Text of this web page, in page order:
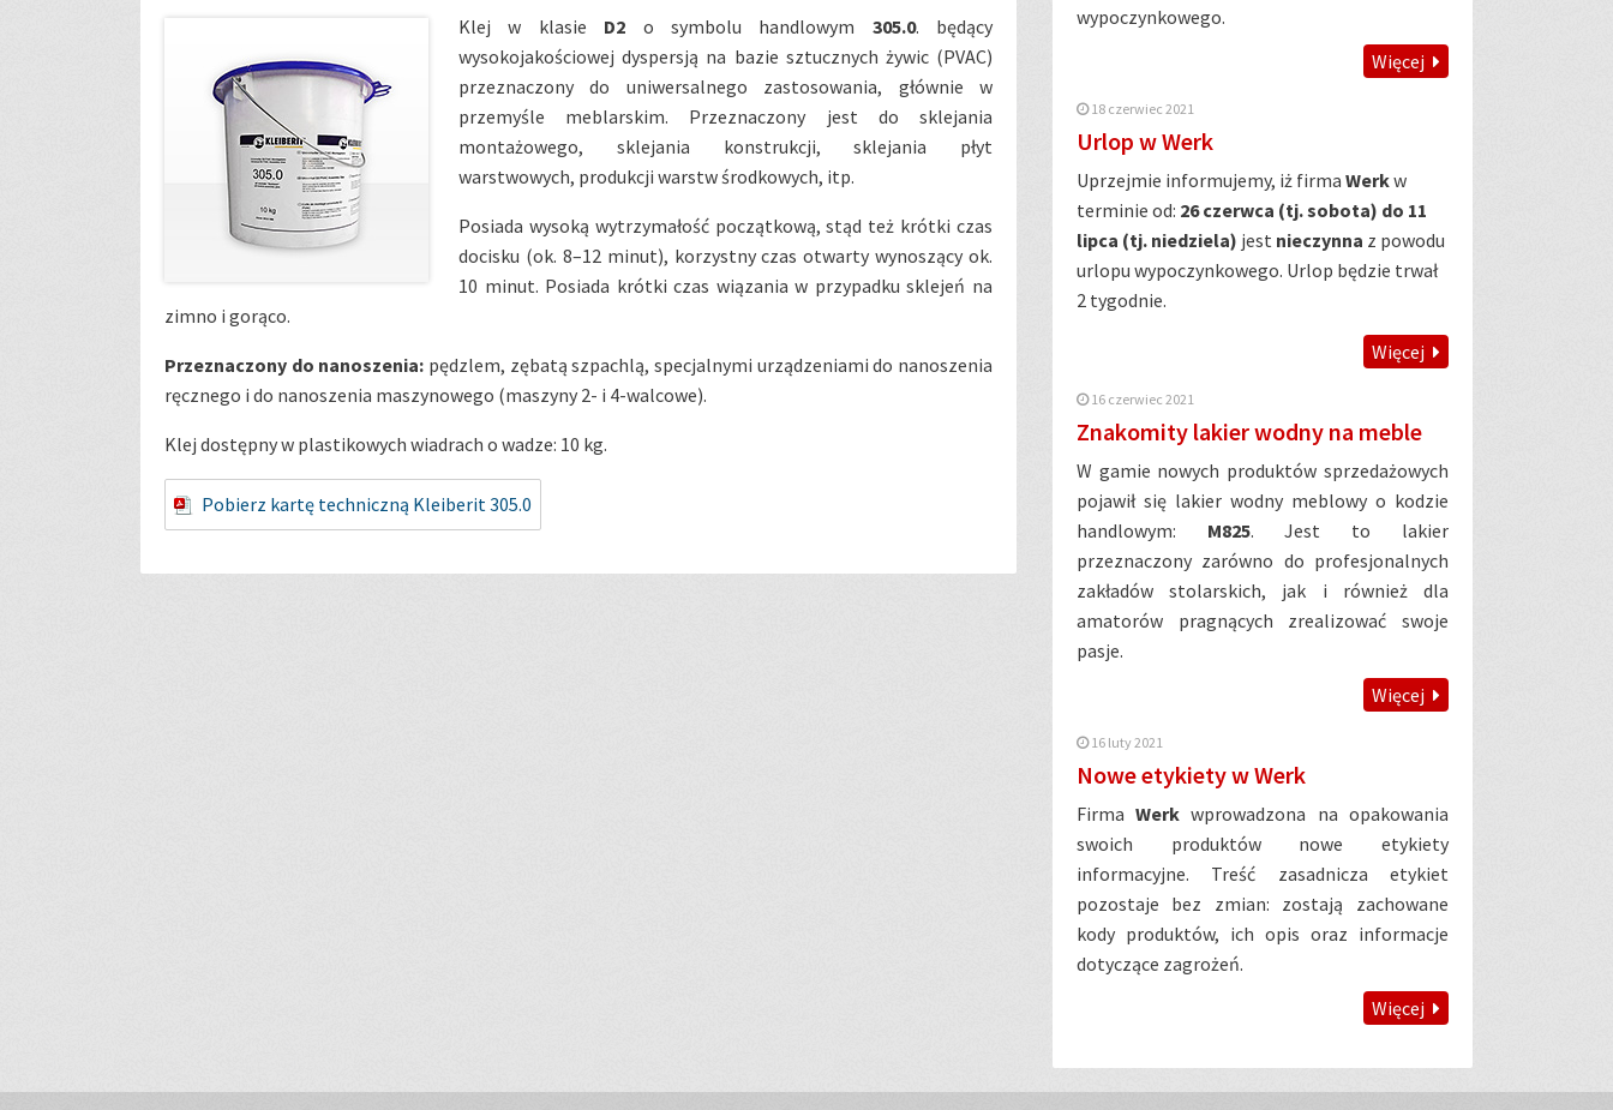
Klej w klasie D2 o symbolu handlowym 305.0. będący
wysokojakościowej dyspersją na bazie sztucznych żywic (PVAC)
przeznaczony do uniwersalnego zastosowania, głównie w
przemyśle meblarskim. Przeznaczony jest do sklejania
montażowego, sklejania konstrukcji, sklejania płyt
warstwowych, produkcji warstw środkowych, itp.
Posiada wysoką wytrzymałość początkową, stąd też krótki czas
docisku (ok. 8–12 minut), korzystny czas otwarty wynoszący ok.
10 minut. Posiada krótki czas wiązania w przypadku sklejeń na
zimno i gorąco.
Przeznaczony do nanoszenia: pędzlem, zębatą szpachlą, specjalnymi urządzeniami do nanoszenia
ręcznego i do nanoszenia maszynowego (maszyny 2- i 4-walcowe).
Klej dostępny w plastikowych wiadrach o wadze: 10 kg.
Pobierz kartę techniczną Kleiberit 305.0
wypoczynkowego.
Więcej
18 czerwiec 2021
Urlop w Werk
Uprzejmie informujemy, iż firma Werkw
terminie od: 26 czerwca (tj. sobota) do 11
lipca (tj. niedziela) jest nieczynna z powodu
urlopu wypoczynkowego. Urlop będzie trwał
2 tygodnie.
Więcej
16 czerwiec 2021
Znakomity lakier wodny na meble
W gamie nowych produktów sprzedażowych
pojawił się lakier wodny meblowy o kodzie
handlowym: M825. Jest to lakier
przeznaczony zarówno do profesjonalnych
zakładów stolarskich, jak i również dla
amatorów pragnących zrealizować swoje
pasje.
Więcej
16 luty 2021
Nowe etykiety w Werk
FirmaWerk wprowadzona na opakowania
swoich produktów nowe etykiety
informacyjne. Treść zasadnicza etykiet
pozostaje bez zmian: zostają zachowane
kody produktów, ich opis oraz informacje
dotyczące zagrożeń.
Więcej